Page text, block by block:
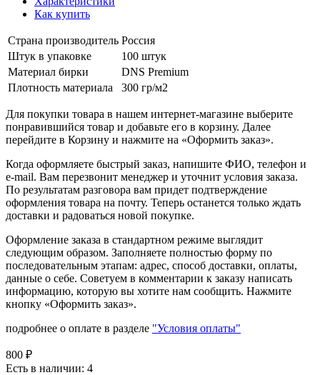
Как купить
Страна производитель Россия
Штук в упаковке
100 штук
Материал бирки
DNS Premium
Плотность материала
300 гр/м2
Для покупки товара в нашем интернет-магазине выберите
понравившийся товар и добавьте его в корзину. Далее
перейдите в Корзину и нажмите на «Оформить заказ».
Когда оформляете быстрый заказ, напишите ФИО, телефон и
e-mail. Вам перезвонит менеджер и уточнит условия заказа.
По результатам разговора вам придет подтверждение
оформления товара на почту. Теперь останется только ждать
доставки и радоваться новой покупке.
Оформление заказа в стандартном режиме выглядит
следующим образом. Заполняете полностью форму по
последовательным этапам: адрес, способ доставки, оплаты,
данные о себе. Советуем в комментарии к заказу написать
информацию, которую вы хотите нам сообщить. Нажмите
кнопку «Оформить заказ».
подробнее о оплате в разделе "Условия оплаты"
800 ₽
Есть в наличии: 4